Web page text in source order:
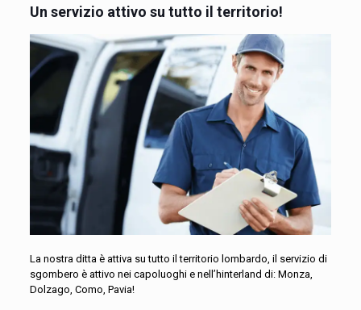
Un servizio attivo su tutto il territorio!
La nostra ditta è attiva su tutto il territorio lombardo, il servizio di
sgombero è attivo nei capoluoghi e nell’hinterland di: Monza,
Dolzago, Como, Pavia!